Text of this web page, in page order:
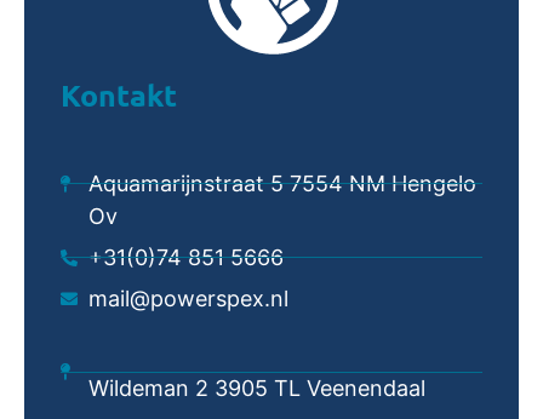
Kontakt
Aquamarijnstraat 5 7554 NM Hengelo
Ov
+31(0)74 851 5666
mail@powerspex.nl
Wildeman 2 3905 TL Veenendaal